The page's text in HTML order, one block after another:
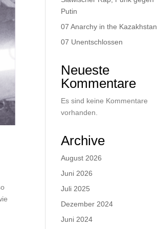
Putin
07 Anarchy in the Kazakhstan
07 Unentschlossen
Neueste
Kommentare
Es sind keine Kommentare
vorhanden.
Archive
August 2026
Juni 2026
Juli 2025
Dezember 2024
Juni 2024